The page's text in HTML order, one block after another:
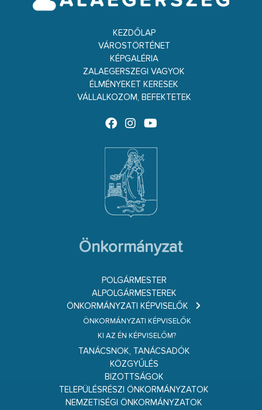
KEZDŐLAP
VÁROSTÖRTÉNET
KÉPGALÉRIA
ZALAEGERSZEGI VAGYOK
ÉLMÉNYEKET KERESEK
VÁLLALKOZOM, BEFEKTETEK
Önkormányzat
POLGÁRMESTER
ALPOLGÁRMESTEREK
ÖNKORMÁNYZATI KÉPVISELŐK
ÖNKORMÁNYZATI KÉPVISELŐK
KI AZ ÉN KÉPVISELŐM?
TANÁCSNOK, TANÁCSADÓK
KÖZGYŰLÉS
BIZOTTSÁGOK
TELEPÜLÉSRÉSZI ÖNKORMÁNYZATOK
NEMZETISÉGI ÖNKORMÁNYZATOK